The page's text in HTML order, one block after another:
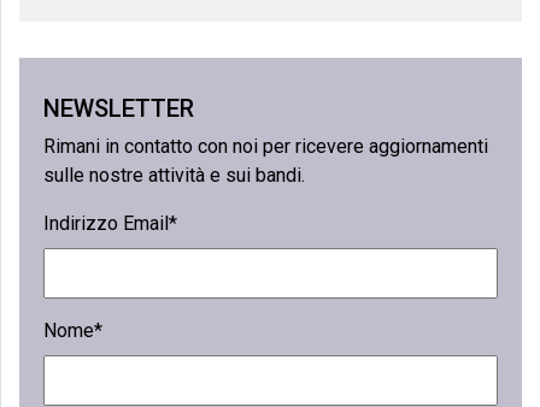
NEWSLETTER
Rimani in contatto con noi per ricevere aggiornamenti
sulle nostre attività e sui bandi.
Indirizzo Email*
Nome*